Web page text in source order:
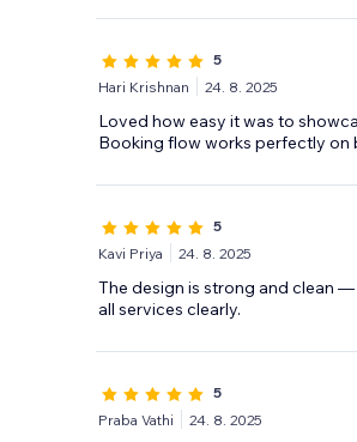
5
Hari Krishnan
24. 8. 2025
Loved how easy it was to
Booking flow works perfectly on
5
Kavi Priya
24. 8. 2025
The design is strong and clean
all services clearly.
5
Praba Vathi
24. 8. 2025